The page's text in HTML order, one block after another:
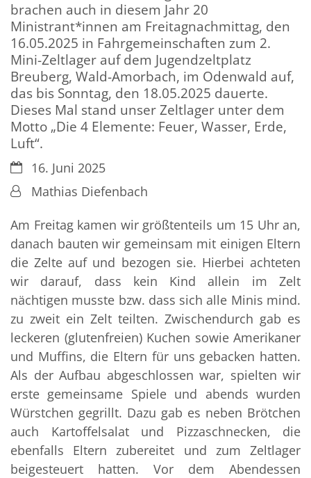
brachen auch in diesem Jahr 20
Ministrant*innen am Freitagnachmittag, den
16.05.2025 in Fahrgemeinschaften zum 2.
Mini-Zeltlager auf dem Jugendzeltplatz
Breuberg, Wald-Amorbach, im Odenwald auf,
das bis Sonntag, den 18.05.2025 dauerte.
Dieses Mal stand unser Zeltlager unter dem
Motto „Die 4 Elemente: Feuer, Wasser, Erde,
Luft“.
Datum:16. Juni 2025
Von:Mathias Diefenbach
Am Freitag kamen wir größtenteils um 15 Uhr an,
danach bauten wir gemeinsam mit einigen Eltern
die Zelte auf und bezogen sie. Hierbei achteten
wir darauf, dass kein Kind allein im Zelt
nächtigen musste bzw. dass sich alle Minis mind.
zu zweit ein Zelt teilten. Zwischendurch gab es
leckeren (glutenfreien) Kuchen sowie Amerikaner
und Muffins, die Eltern für uns gebacken hatten.
Als der Aufbau abgeschlossen war, spielten wir
erste gemeinsame Spiele und abends wurden
Würstchen gegrillt. Dazu gab es neben Brötchen
auch Kartoffelsalat und Pizzaschnecken, die
ebenfalls Eltern zubereitet und zum Zeltlager
beigesteuert hatten. Vor dem Abendessen